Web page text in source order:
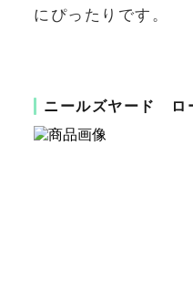
にぴったりです。
ニールズヤード ロ